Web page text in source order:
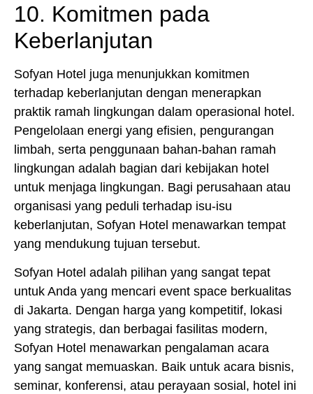
10. Komitmen pada
Keberlanjutan
Sofyan Hotel juga menunjukkan komitmen
terhadap keberlanjutan dengan menerapkan
praktik ramah lingkungan dalam operasional hotel.
Pengelolaan energi yang efisien, pengurangan
limbah, serta penggunaan bahan-bahan ramah
lingkungan adalah bagian dari kebijakan hotel
untuk menjaga lingkungan. Bagi perusahaan atau
organisasi yang peduli terhadap isu-isu
keberlanjutan, Sofyan Hotel menawarkan tempat
yang mendukung tujuan tersebut.
Sofyan Hotel adalah pilihan yang sangat tepat
untuk Anda yang mencari event space berkualitas
di Jakarta. Dengan harga yang kompetitif, lokasi
yang strategis, dan berbagai fasilitas modern,
Sofyan Hotel menawarkan pengalaman acara
yang sangat memuaskan. Baik untuk acara bisnis,
seminar, konferensi, atau perayaan sosial, hotel ini